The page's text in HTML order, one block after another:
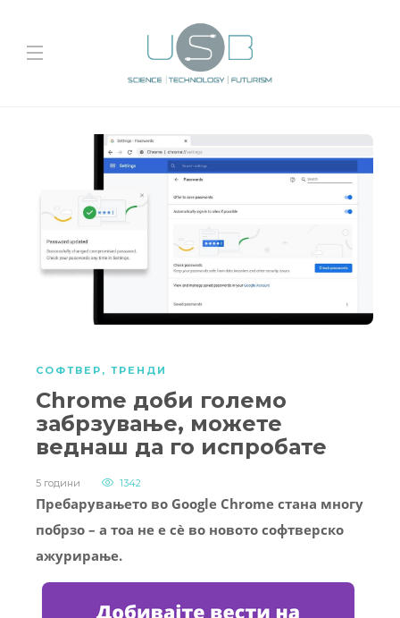
СОФТВЕР , ТРЕНДИ
Chrome доби големо
забрзување, можете
веднаш да го испробате
5 години 1342
Пребарувањето во Google Chrome стана многу
побрзо – а тоа не е сѐ во новото софтверско
ажурирање.